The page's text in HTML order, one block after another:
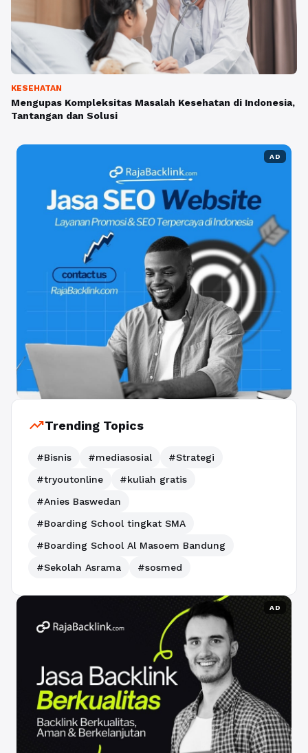
KESEHATAN
Mengupas Kompleksitas Masalah Kesehatan di Indonesia,
Tantangan dan Solusi
AD
trending_upTrending Topics
#Bisnis #mediasosial
#Strategi
#tryoutonline
#kuliah gratis
#Anies Baswedan
#Boarding School tingkat SMA
#Boarding School Al Masoem Bandung
#Sekolah Asrama
#sosmed
AD